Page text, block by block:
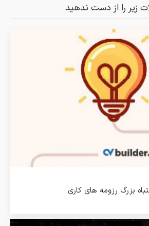
زیر را از دست ندهید